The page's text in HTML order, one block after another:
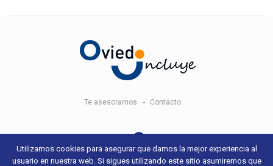
Te asesoramos Contacto
© 2018 Oviedo Incluye - Aviso legal y condiciones de uso- Sitio web
Utilizamos cookies para asegurar que damos la mejor experiencia al
usuario en nuestra web. Si sigues utilizando este sitio asumiremos que